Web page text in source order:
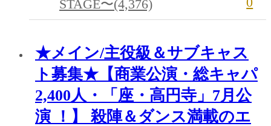
STAGE〜(4,376)
★メイン/主役級＆サブキャス
ト募集★【商業公演・総キャパ
2,400人・「座・高円寺」7月公
演 ！】 殺陣＆ダンス満載のエ